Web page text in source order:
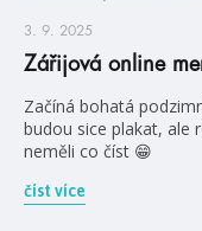
3. 9. 2025
Zářijová online
Začíná bohatá
budou sice plakat, ale
neměli co číst 😁
číst více